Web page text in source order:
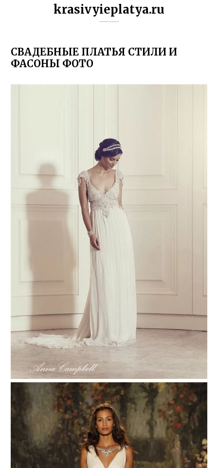
krasivyieplatya.ru
СВАДЕБНЫЕ ПЛАТЬЯ СТИЛИ И
ФАСОНЫ ФОТО